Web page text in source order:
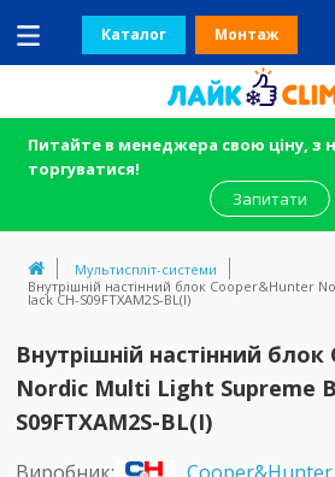
Каталог Монтаж
Питайте в менеджера свою ціну, з
торгуватися!
Запитати
Мультиспліт-системи
Внутрішній настінний блок Cooper&Hunter
lack CH-S09FTXAM2S-BL(I)
Внутрішній настінний
Nordic Multi Light Supreme
S09FTXAM2S-BL(I)